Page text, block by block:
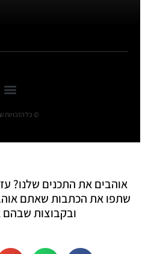
© כל הזכויות
אוהבים את התכנים שלנו?
שתפו את הכתבות שאתם
ובקבוצות